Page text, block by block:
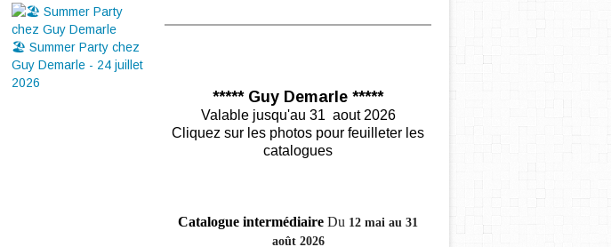
🏖️ Summer Party chez
Guy Demarle - 24 juillet
2026
***** Guy Demarle *****
Valable jusqu'au 31 aout 2026
Cliquez sur les photos pour feuilleter les
catalogues
Catalogue intermédiaire Du 12 mai au 31
août 2026